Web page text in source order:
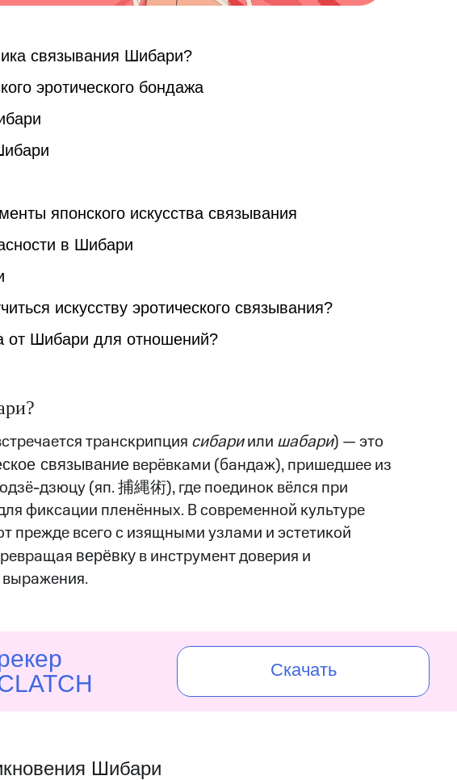
связывания Шибари?
эротического бондажа
японского искусства связывания
в Шибари
искусству эротического связывания?
от Шибари для отношений?
транскрипция сибариили шабари) — это
связывание верёвками (бандаж), пришедшее из
дзюцу (яп. 捕縄術), где поединок вёлся при
фиксации пленённых. В современной культуре
прежде всего с изящными узлами и эстетикой
верёвку в инструмент доверия и
выражения.
Скачать
Шибари